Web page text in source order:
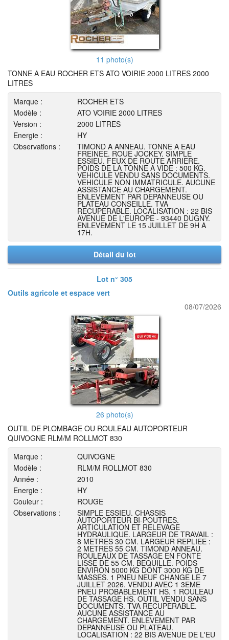
11 photo(s)
TONNE A EAU ROCHER ETS ATO VOIRIE 2000 LITRES 2000
LITRES
Marque :
ROCHER ETS
Modèle :
ATO VOIRIE 2000 LITRES
Version :
2000 LITRES
Energie :
HY
Observations :
TIMOND A ANNEAU. TONNE A EAU
FREINEE. ROUE JOCKEY. SIMPLE
ESSIEU. FEUX DE ROUTE ARRIERE.
POIDS DE LA TONNE A VIDE : 500 KG.
VEHICULE VENDU SANS DOCUMENTS.
VEHICULE NON IMMATRICULE. AUCUNE
ASSISTANCE AU CHARGEMENT.
ENLEVEMENT PAR DEPANNEUSE OU
PLATEAU CONSEILLE. TVA
RECUPERABLE. LOCALISATION : 22 BIS
AVENUE DE L'EUROPE - 93440 DUGNY.
ENLEVEMENT LE 15 JUILLET DE 9H A
17H.
Détail du lot
Lot n° 305
Outils agricole et espace vert
08/07/2026
26 photo(s)
OUTIL DE PLOMBAGE OU ROULEAU AUTOPORTEUR
QUIVOGNE RLM/M ROLLMOT 830
Marque :
QUIVOGNE
Modèle :
RLM/M ROLLMOT 830
Année :
2010
Energie :
HY
Couleur :
ROUGE
Observations :
SIMPLE ESSIEU. CHASSIS
AUTOPORTEUR BI-POUTRES.
ARTICULATION ET RELEVAGE
HYDRAULIQUE. LARGEUR DE TRAVAIL :
8 METRES 30 CM. LARGEUR REPLIEE :
2 METRES 55 CM. TIMOND ANNEAU.
ROULEAUX DE TASSAGE EN FONTE
LISSE DE 55 CM. BEQUILLE. POIDS
ENVIRON 5000 KG DONT 3000 KG DE
MASSES. 1 PNEU NEUF CHANGE LE 7
JUILLET 2026. VENDU AVEC 1 3EME
PNEU PROBABLEMENT HS. 1 ROULEAU
DE TASSAGE HS. OUTIL VENDU SANS
DOCUMENTS. TVA RECUPERABLE.
AUCUNE ASSISTANCE AU
CHARGEMENT. ENLEVEMENT PAR
DEPANNEUSE OU PLATEAU.
LOCALISATION : 22 BIS AVENUE DE L'EU